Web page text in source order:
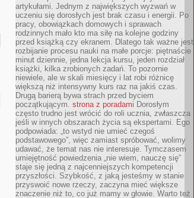
artykułami. Jednym z największych wyzwań w
uczeniu się dorosłych jest brak czasu i energii. Po
pracy, obowiązkach domowych i sprawach
rodzinnych mało kto ma siłę na kolejne godziny
przed książką czy ekranem. Dlatego tak ważne jest
rozbijanie procesu nauki na małe porcje: piętnaście
minut dziennie, jedna lekcja kursu, jeden rozdział
książki, kilka zrobionych zadań. To pozornie
niewiele, ale w skali miesięcy i lat robi różnicę
większą niż intensywny kurs raz na jakiś czas.
Drugą barierą bywa strach przed byciem
początkującym. strona z poradami Dorosłym
często trudno jest wrócić do roli ucznia, zwłaszcza
jeśli w innych obszarach życia są ekspertami. Ego
podpowiada: „to wstyd nie umieć czegoś
podstawowego”, więc zamiast spróbować, wolimy
udawać, że temat nas nie interesuje. Tymczasem
umiejętność powiedzenia „nie wiem, nauczę się”
staje się jedną z najcenniejszych kompetencji
przyszłości. Szybkość, z jaką jesteśmy w stanie
przyswoić nowe rzeczy, zaczyna mieć większe
znaczenie niż to, co już mamy w głowie. Warto też